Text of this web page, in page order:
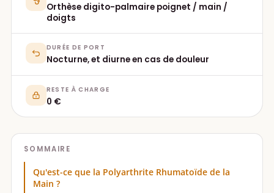
Orthèse digito-palmaire poignet / main /
doigts
DURÉE DE PORT
Nocturne, et diurne en cas de douleur
RESTE À CHARGE
0 €
SOMMAIRE
Qu'est-ce que la Polyarthrite Rhumatoïde de la
Main ?